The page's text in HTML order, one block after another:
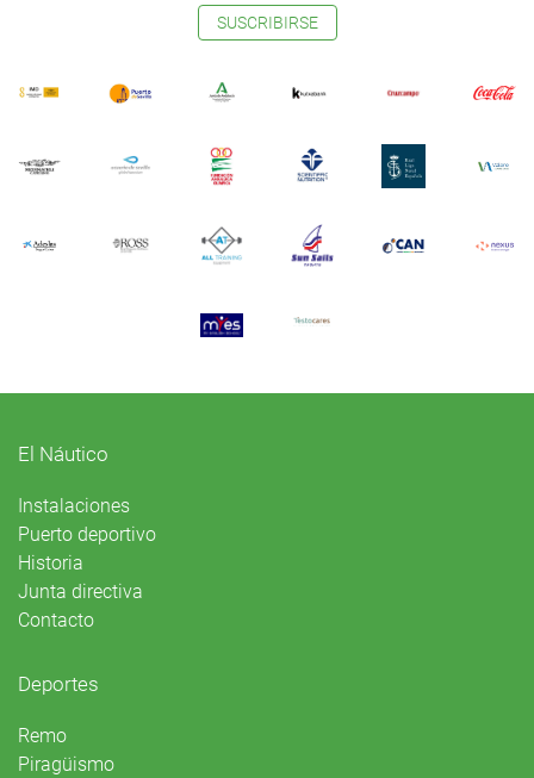
SUSCRIBIRSE
El Náutico
Instalaciones
Puerto deportivo
Historia
Junta directiva
Contacto
Deportes
Remo
Piragüismo